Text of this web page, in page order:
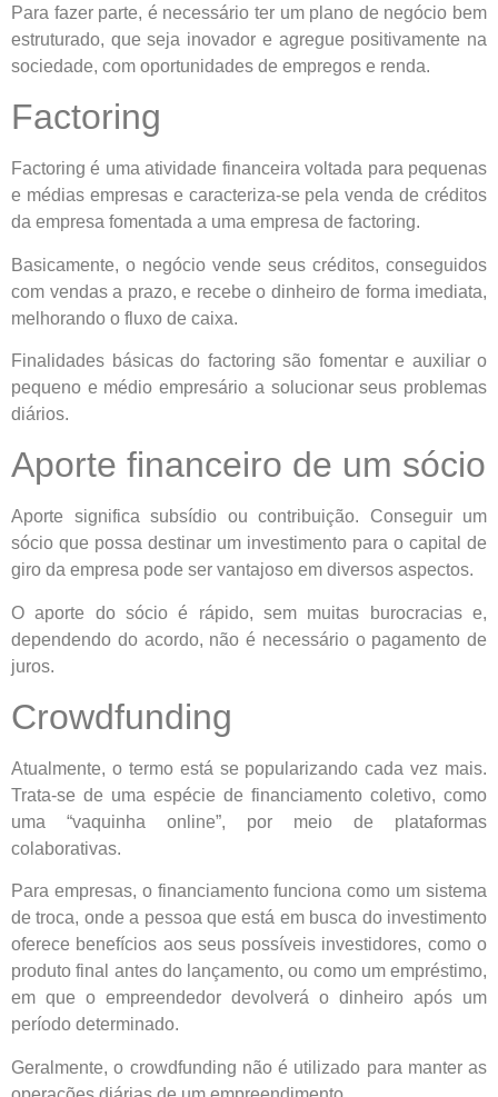
Para fazer parte, é necessário ter um plano de negócio bem
estruturado, que seja inovador e agregue positivamente na
sociedade, com oportunidades de empregos e renda.
Factoring
Factoring é uma atividade financeira voltada para pequenas
e médias empresas e caracteriza-se pela venda de créditos
da empresa fomentada a uma empresa de factoring.
Basicamente, o negócio vende seus créditos, conseguidos
com vendas a prazo, e recebe o dinheiro de forma imediata,
melhorando o fluxo de caixa.
Finalidades básicas do factoring são fomentar e auxiliar o
pequeno e médio empresário a solucionar seus problemas
diários.
Aporte financeiro de um sócio
Aporte significa subsídio ou contribuição. Conseguir um
sócio que possa destinar um investimento para o capital de
giro da empresa pode ser vantajoso em diversos aspectos.
O aporte do sócio é rápido, sem muitas burocracias e,
dependendo do acordo, não é necessário o pagamento de
juros.
Crowdfunding
Atualmente, o termo está se popularizando cada vez mais.
Trata-se de uma espécie de financiamento coletivo, como
uma “vaquinha online”, por meio de plataformas
colaborativas.
Para empresas, o financiamento funciona como um sistema
de troca, onde a pessoa que está em busca do investimento
oferece benefícios aos seus possíveis investidores, como o
produto final antes do lançamento, ou como um empréstimo,
em que o empreendedor devolverá o dinheiro após um
período determinado.
Geralmente, o crowdfunding não é utilizado para manter as